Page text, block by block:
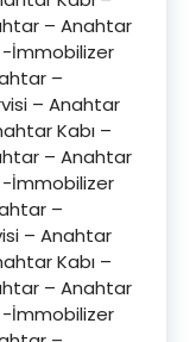
– Anahtar
İmmobilizer
–
– Anahtar
Kabı –
– Anahtar
İmmobilizer
–
– Anahtar
Kabı –
– Anahtar
İmmobilizer